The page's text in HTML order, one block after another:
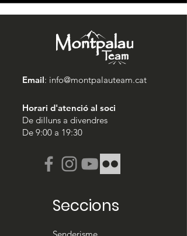
Email: info@montpalauteam.cat
Horari d'atenció al soci
De dilluns a divendres
De 9:00 a 19:30
Seccions